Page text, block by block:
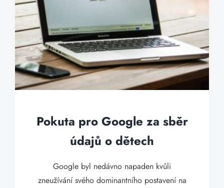
Pokuta pro Google za sběr
údajů o dětech
Google byl nedávno napaden kvůli
zneužívání svého dominantního postavení na